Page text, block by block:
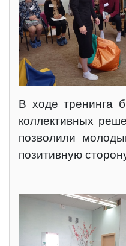
В ходе тренинга
коллективных
позволили
позитивную